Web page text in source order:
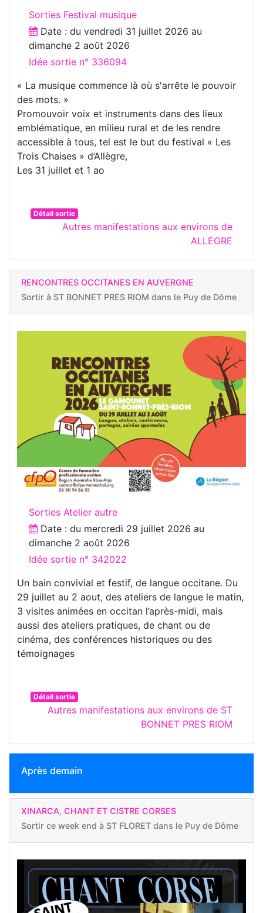
Sorties Festival musique
Date : du vendredi 31 juillet 2026 au
dimanche 2 août 2026
Idée sortie n° 336094
« La musique commence là où s'arrête le pouvoir
des mots. »
Promouvoir voix et instruments dans des lieux
emblématique, en milieu rural et de les rendre
accessible à tous, tel est le but du festival « Les
Trois Chaises » d’Allègre,
Les 31 juillet et 1 ao
Détail sortie
Autres manifestations aux environs de
ALLEGRE
RENCONTRES OCCITANES EN AUVERGNE
Sortir à ST BONNET PRES RIOM dans le Puy de Dôme
Sorties Atelier autre
Date : du mercredi 29 juillet 2026 au
dimanche 2 août 2026
Idée sortie n° 342022
Un bain convivial et festif, de langue occitane. Du
29 juillet au 2 aout, des ateliers de langue le matin,
3 visites animées en occitan l’après-midi, mais
aussi des ateliers pratiques, de chant ou de
cinéma, des conférences historiques ou des
témoignages
Détail sortie
Autres manifestations aux environs de ST
BONNET PRES RIOM
Après demain
XINARCA, CHANT ET CISTRE CORSES
Sortir ce week end à ST FLORET dans le Puy de Dôme